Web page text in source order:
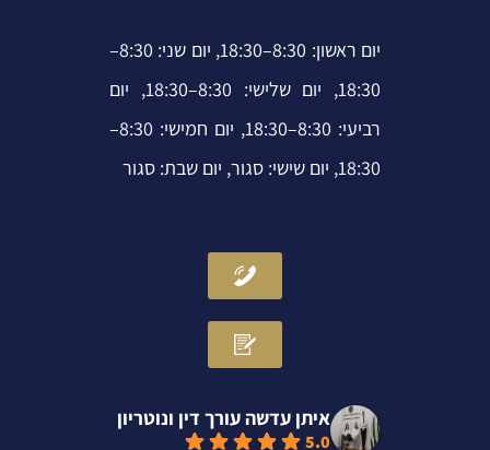
f
i
n
איתן עדשה עורך דין ונוטריון
5.0
יום ראשון: 8:30–18:30, יום שני: 8:30–
18:30, יום שלישי: 8:30–18:30, יום
רביעי: 8:30–18:30, יום חמישי: 8:30–
18:30, יום שישי: סגור, יום שבת: סגור